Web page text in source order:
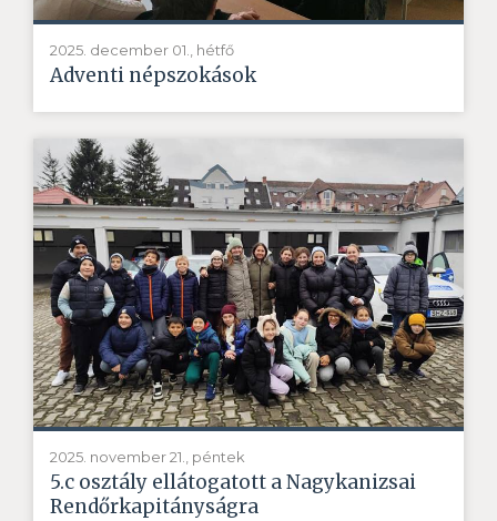
2025. december 01., hétfő
Adventi népszokások
2025. november 21., péntek
5.c osztály ellátogatott a Nagykanizsai
Rendőrkapitányságra